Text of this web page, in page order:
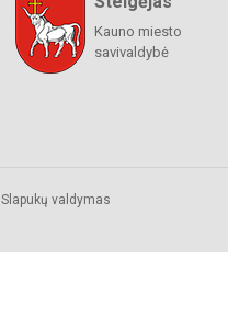
Kauno miesto
savivaldybė
Slapukų valdymas